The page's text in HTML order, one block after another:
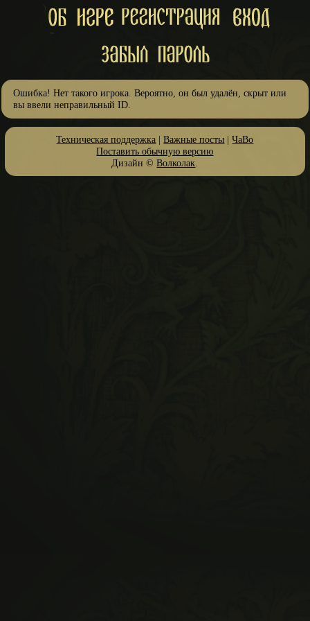
Ошибка! Нет такого игрока. Вероятно, он был удалён, скрыт или
вы ввели неправильный ID.
Техническая поддержка |Важные посты |ЧаВо
Поставить обычную версию
Дизайн ©Волколак